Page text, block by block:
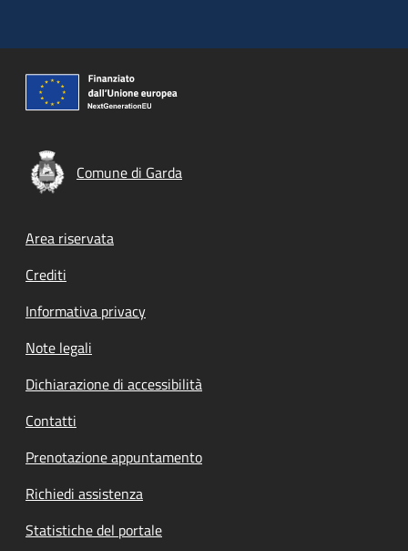
Comune di Garda
Footer menu
Area riservata
Crediti
Informativa privacy
Note legali
Dichiarazione di accessibilità
Contatti
Prenotazione appuntamento
Richiedi assistenza
Statistiche del portale